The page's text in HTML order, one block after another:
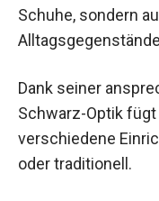
Schuhe, sondern
Dank seiner
Schwarz-Optik
verschiedene
oder traditionell.